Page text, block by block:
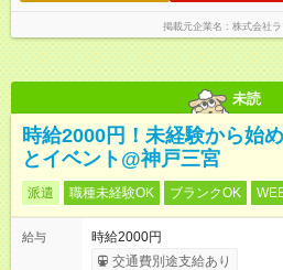
掲載元企業名 株式会社
未読
時給2000円！未経験から始
とイベント@神戸三宮
派遣 職種未経験OK ブランクOK
給与
時給2000円
交通費別途支給あり